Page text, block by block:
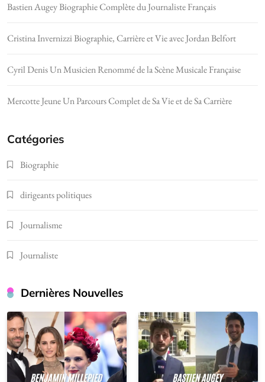
Bastien Augey Biographie Complète du Journaliste Français
Cristina Invernizzi Biographie, Carrière et Vie avec Jordan Belfort
Cyril Denis Un Musicien Renommé de la Scène Musicale Française
Mercotte Jeune Un Parcours Complet de Sa Vie et de Sa Carrière
Catégories
Biographie
dirigeants politiques
Journalisme
Journaliste
Dernières Nouvelles